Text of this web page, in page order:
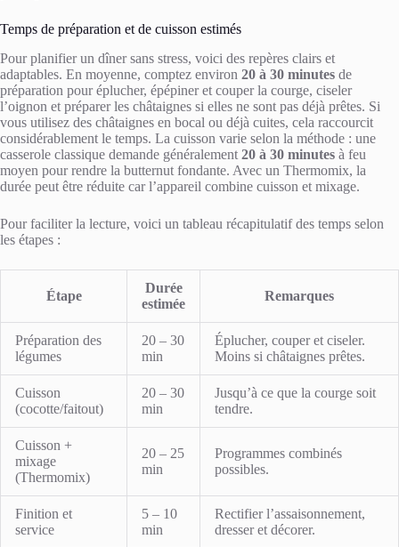
Temps de préparation et de cuisson estimés
Pour planifier un dîner sans stress, voici des repères clairs et
adaptables. En moyenne, comptez environ 20 à 30 minutes de
préparation pour éplucher, épépiner et couper la courge, ciseler
l’oignon et préparer les châtaignes si elles ne sont pas déjà prêtes. Si
vous utilisez des châtaignes en bocal ou déjà cuites, cela raccourcit
considérablement le temps. La cuisson varie selon la méthode : une
casserole classique demande généralement 20 à 30 minutes à feu
moyen pour rendre la butternut fondante. Avec un Thermomix, la
durée peut être réduite car l’appareil combine cuisson et mixage.
Pour faciliter la lecture, voici un tableau récapitulatif des temps selon
les étapes :
Étape
Durée
estimée
Remarques
Préparation des
légumes
20 – 30
min
Éplucher, couper et ciseler.
Moins si châtaignes prêtes.
Cuisson
(cocotte/faitout)
20 – 30
min
Jusqu’à ce que la courge soit
tendre.
Cuisson +
mixage
(Thermomix)
20 – 25
min
Programmes combinés
possibles.
Finition et
service
5 – 10
min
Rectifier l’assaisonnement,
dresser et décorer.